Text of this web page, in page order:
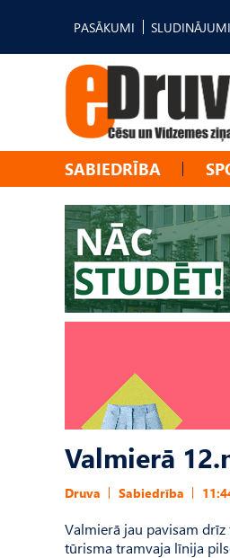
PASĀKUMI SLUDINĀJUMI
SABIEDRĪBA
Valmierā
Druva Sabiedrība
Valmierā jau pavisam
tūrisma tramvaja līnija